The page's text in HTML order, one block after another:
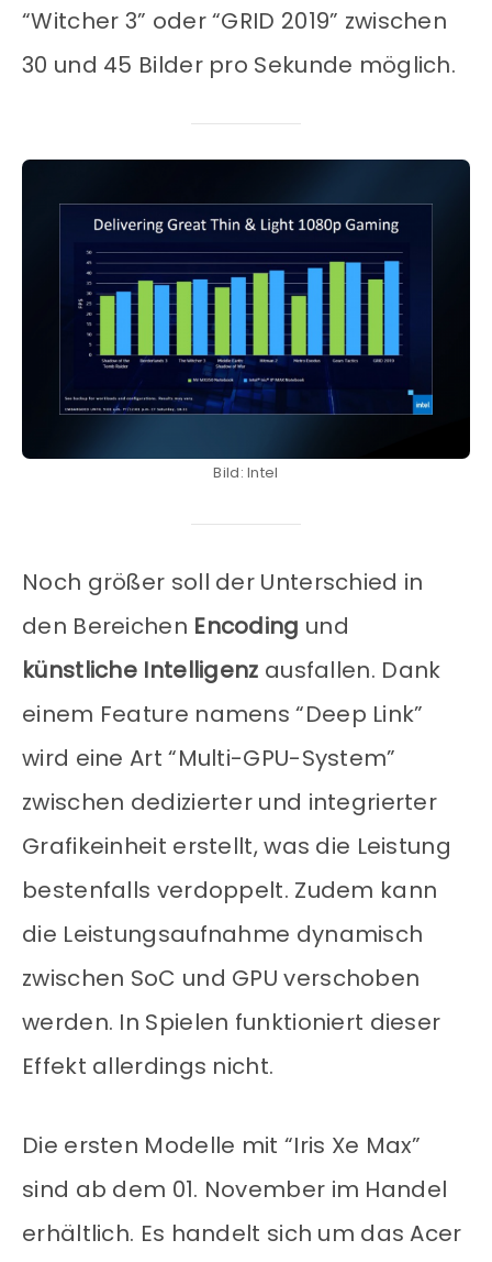
“Witcher 3” oder “GRID 2019” zwischen
30 und 45 Bilder pro Sekunde möglich.
Bild: Intel
Noch größer soll der Unterschied in
den Bereichen Encoding und
künstliche Intelligenz ausfallen. Dank
einem Feature namens “Deep Link”
wird eine Art “Multi-GPU-System”
zwischen dedizierter und integrierter
Grafikeinheit erstellt, was die Leistung
bestenfalls verdoppelt. Zudem kann
die Leistungsaufnahme dynamisch
zwischen SoC und GPU verschoben
werden. In Spielen funktioniert dieser
Effekt allerdings nicht.
Die ersten Modelle mit “Iris Xe Max”
sind ab dem 01. November im Handel
erhältlich. Es handelt sich um das Acer